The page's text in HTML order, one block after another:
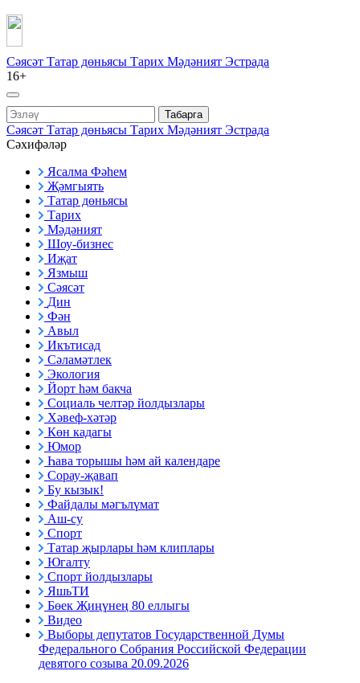
Сәясәт Татар дөньясы Тарих Мәдәният Эстрада
16+
Табарга
Сәясәт Татар дөньясы Тарих Мәдәният Эстрада
Сәхифәләр
Ясалма Фәһем
Җәмгыять
Татар дөньясы
Тарих
Мәдәният
Шоу-бизнес
Иҗат
Язмыш
Сәясәт
Дин
Фән
Авыл
Икътисад
Сәламәтлек
Экология
Йорт һәм бакча
Социаль челтәр йолдызлары
Хәвеф-хәтәр
Көн кадагы
Юмор
Һава торышы һәм ай календаре
Сорау-җавап
Бу кызык!
Файдалы мәгълүмат
Аш-су
Спорт
Татар җырлары һәм клиплары
Югалту
Спорт йолдызлары
ЯшьТИ
Бөек Җиңүнең 80 еллыгы
Видео
Выборы депутатов Государственной Думы
Федерального Собрания Российской Федерации
девятого созыва 20.09.2026